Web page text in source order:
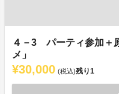
４－3 パーティ参加＋
メ」
¥30,000 (税込)残り1